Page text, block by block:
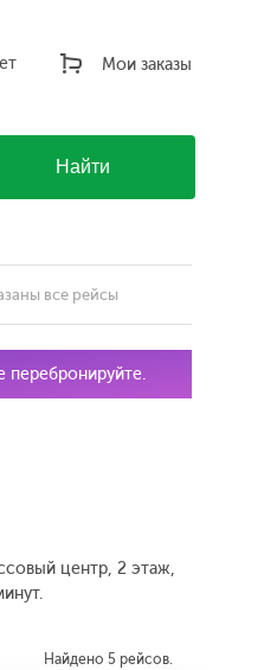
Мои заказы
Найти
все рейсы
перебронируйте.
центр, 2 этаж,
Найдено 5 рейсов.